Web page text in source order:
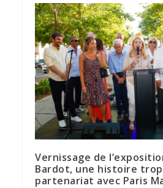
Vernissage de
Bardot, une histoire
partenariat avec Paris